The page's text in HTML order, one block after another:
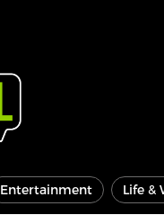
Entertainment Life &